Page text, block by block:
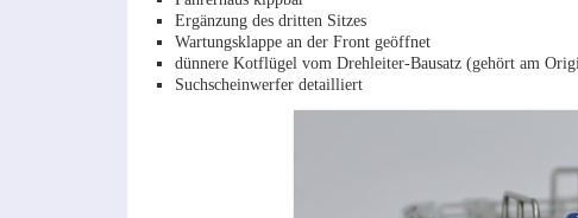
Ergänzung des dritten Sitzes
Wartungsklappe an der Front geöffnet
dünnere Kotflügel vom Drehleiter-Bausatz (gehört am
Suchscheinwerfer detailliert